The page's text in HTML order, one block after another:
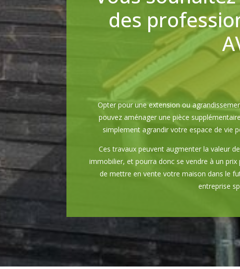
des
Opter pour une extension ou
pouvez aménager une pièce
simplement agrandir votre espace de vie
Ces travaux peuvent augmenter la valeur
immobilier, et pourra donc se vendre à un
de mettre en vente votre maison dans le
entreprise